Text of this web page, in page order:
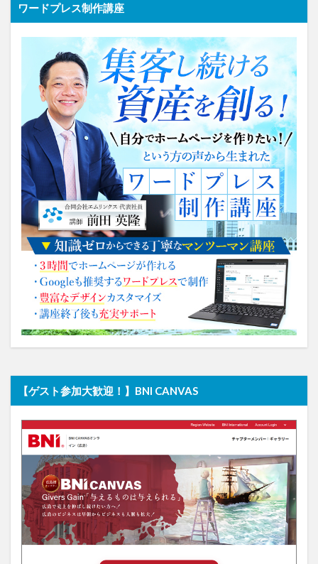
ワードプレス制作講座
【ゲスト参加大歓迎！】BNI CANVAS